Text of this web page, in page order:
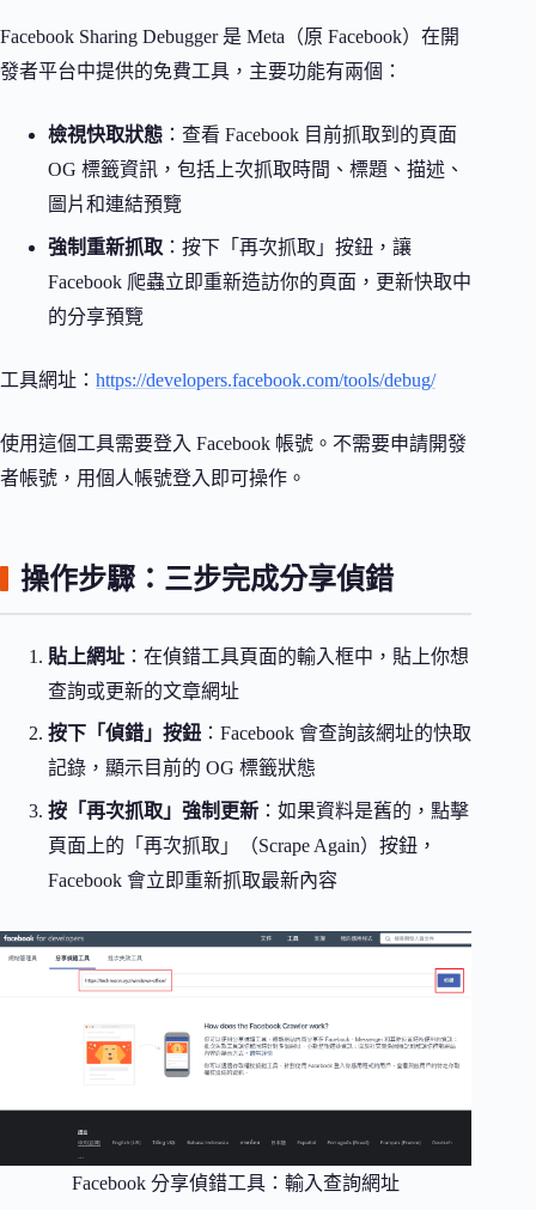
Facebook Sharing Debugger 是 Meta（原 Facebook）在開
發者平台中提供的免費工具，主要功能有兩個：
檢視快取狀態 ：查看 Facebook 目前抓取到的頁面
OG 標籤資訊，包括上次抓取時間、標題、描述、
圖片和連結預覽
強制重新抓取 ：按下「再次抓取」按鈕，讓
Facebook 爬蟲立即重新造訪你的頁面，更新快取中
的分享預覽
工具網址： https://developers.facebook.com/tools/debug/
使用這個工具需要登入 Facebook 帳號。不需要申請開發
者帳號，用個人帳號登入即可操作。
操作步驟：三步完成分享偵錯
貼上網址 ：在偵錯工具頁面的輸入框中，貼上你想
查詢或更新的文章網址
按下「偵錯」按鈕 ：Facebook 會查詢該網址的快取
記錄，顯示目前的 OG 標籤狀態
按「再次抓取」強制更新 ：如果資料是舊的，點擊
頁面上的「再次抓取」（Scrape Again）按鈕，
Facebook 會立即重新抓取最新內容
Facebook 分享偵錯工具：輸入查詢網址